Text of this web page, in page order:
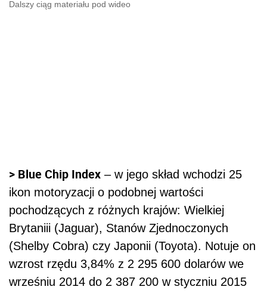
Dalszy ciąg materiału pod wideo
> Blue Chip Index – w jego skład wchodzi 25
ikon motoryzacji o podobnej wartości
pochodzących z różnych krajów: Wielkiej
Brytaniii (Jaguar), Stanów Zjednoczonych
(Shelby Cobra) czy Japonii (Toyota). Notuje on
wzrost rzędu 3,84% z 2 295 600 dolarów we
wrześniu 2014 do 2 387 200 w styczniu 2015